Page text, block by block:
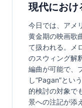
現代におけ
今日では、アメ
黄金期の映画歌
て扱われる。メ
のスウィング解
編曲が可能で、
し“Pagan”とい
的検討の対象で
景への注記が添